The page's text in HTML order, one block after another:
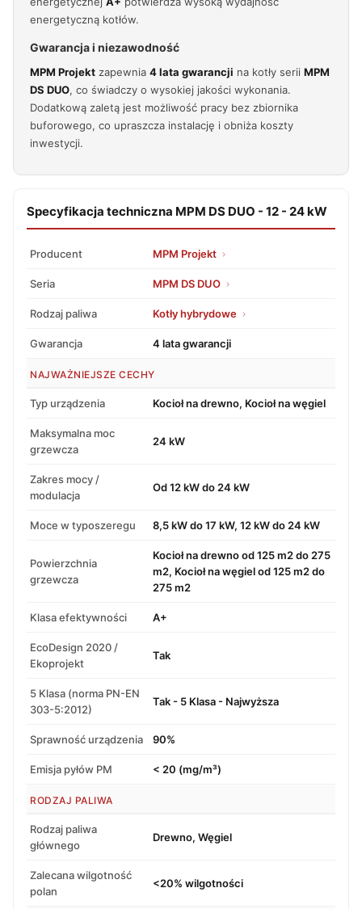
energetyczną kotłów.
Gwarancja i niezawodność
MPM Projekt zapewnia 4 lata gwarancji na kotły serii MPM
DS DUO, co świadczy o wysokiej jakości wykonania.
Dodatkową zaletą jest możliwość pracy bez zbiornika
buforowego, co upraszcza instalację i obniża koszty
inwestycji.
Specyfikacja techniczna MPM DS DUO - 12 - 24 kW
Producent MPM Projekt
Seria MPM DS DUO
Rodzaj paliwa Kotły hybrydowe
Gwarancja 4 lata gwarancji
NAJWAŻNIEJSZE CECHY
Typ urządzenia Kocioł na drewno, Kocioł na węgiel
Maksymalna moc
grzewcza
24 kW
Zakres mocy /
modulacja
Od 12 kW do 24 kW
Moce w typoszeregu 8,5 kW do 17 kW, 12 kW do 24 kW
Powierzchnia
grzewcza
Kocioł na drewno od 125 m2 do 275
m2, Kocioł na węgiel od 125 m2 do
275 m2
Klasa efektywności A+
EcoDesign 2020 /
Ekoprojekt
Tak
5 Klasa (norma PN-EN
303-5:2012)
Tak - 5 Klasa - Najwyższa
Sprawność urządzenia 90%
Emisja pyłów PM < 20 (mg/m³)
RODZAJ PALIWA
Rodzaj paliwa
głównego
Drewno, Węgiel
Zalecana wilgotność
polan
<20% wilgotności